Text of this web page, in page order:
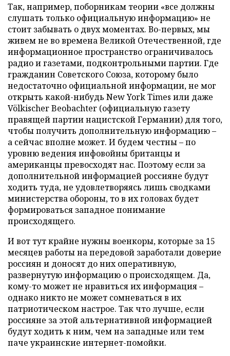
Так, например, поборникам теории «все должны
слушать только официальную информацию» не
стоит забывать о двух моментах. Во-первых, мы
живем не во времена Великой Отечественной, где
информационное пространство ограничивалось
радио и газетами, подконтрольными партии. Где
гражданин Советского Союза, которому было
недостаточно официальной информации, не мог
открыть какой-нибудь New York Times или даже
Völkischer Beobachter (официальную газету
правящей партии нацистской Германии) для того,
чтобы получить дополнительную информацию –
а сейчас вполне может. И будем честны – по
уровню ведения инфовойны британцы и
американцы превосходят нас. Поэтому если за
дополнительной информацией россияне будут
ходить туда, не удовлетворяясь лишь сводками
министерства обороны, то в их головах будет
формироваться западное понимание
происходящего.
И вот тут крайне нужны военкоры, которые за 15
месяцев работы на передовой заработали доверие
россиян и доносят до них оперативную,
развернутую информацию о происходящем. Да,
кому-то может не нравиться их информация –
однако никто не может сомневаться в их
патриотическом настрое. Так что лучше, если
россияне за этой альтернативной информацией
будут ходить к ним, чем на западные или тем
паче украинские интернет-помойки.